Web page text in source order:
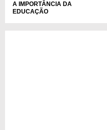
A IMPORTÂNCIA DA
EDUCAÇÃO